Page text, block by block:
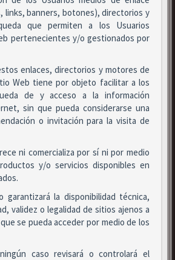
links, banners, botones), directorios y
que permiten a los Usuarios
pertenecientes y/o gestionados por
enlaces, directorios y motores de
Web tiene por objeto facilitar a los
de y acceso a la información
sin que pueda considerarse una
o invitación para la visita de
ni comercializa por sí ni por medio
y/o servicios disponibles en
garantizará la disponibilidad técnica,
validez o legalidad de sitios ajenos a
se pueda acceder por medio de los
caso revisará o controlará el